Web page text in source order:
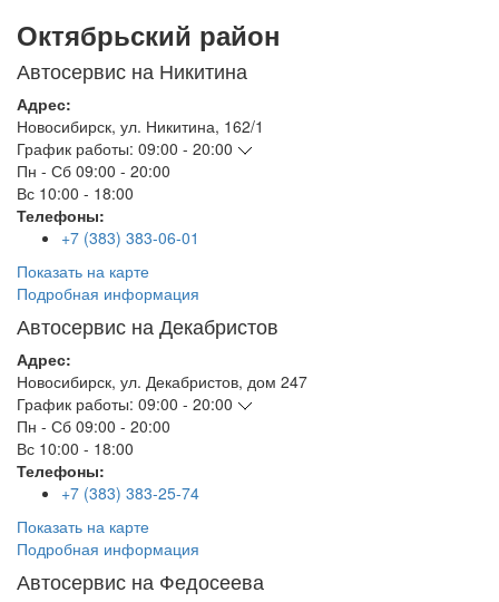
Октябрьский район
Автосервис на Никитина
Адрес:
Новосибирск, ул. Никитина, 162/1
График работы: 09:00 - 20:00
Пн - Сб 09:00 - 20:00
Вс 10:00 - 18:00
Телефоны:
+7 (383) 383-06-01
Показать на карте
Подробная информация
Автосервис на Декабристов
Адрес:
Новосибирск, ул. Декабристов, дом 247
График работы: 09:00 - 20:00
Пн - Сб 09:00 - 20:00
Вс 10:00 - 18:00
Телефоны:
+7 (383) 383-25-74
Показать на карте
Подробная информация
Автосервис на Федосеева